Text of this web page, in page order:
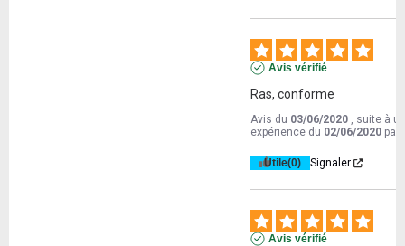
Avis vérifié
Ras, conforme
Avis du 03/06/2020 , suite à
expérience du 02/06/2020 par
Utile(0) Signaler
Avis vérifié